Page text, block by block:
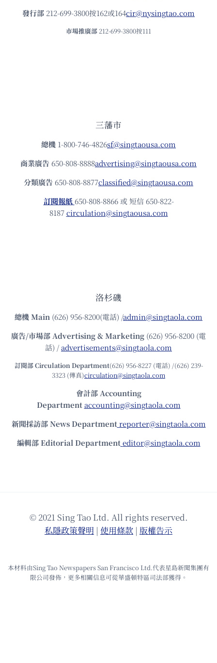
發⾏部 212-699-3800按162或164cir@nysingtao.com
市場推廣部 212-699-3800按111
三藩市
總機 1-800-746-4826sf@singtaousa.com
商業廣告 650-808-8888advertising@singtaousa.com
分類廣告 650-808-8877classified@singtaousa.com
訂閱報紙 650-808-8866 或 短信 650-822-
8187circulation@singtaousa.com
洛杉磯
總機Main (626) 956-8200(電話) /admin@singtaola.com
廣告/市場部Advertising & Marketing (626) 956-8200 (電
話) /advertisements@singtaola.com
訂閱部 Circulation Department(626) 956-8227 (電話) /(626) 239-
3323 (傳真)circulation@singtaola.com
會計部 Accounting
Department accounting@singtaola.com
新聞採訪部 News Department reporter@singtaola.com
編輯部 Editorial Department editor@singtaola.com
© 2021 Sing Tao Ltd. All rights reserved.
私隱政策聲明 | 使⽤條款 | 版權告⽰
本材料由Sing Tao Newspapers San Francisco Ltd.代表星島新聞集團有
限公司發佈，更多相關信息可從華盛頓特區司法部獲得。